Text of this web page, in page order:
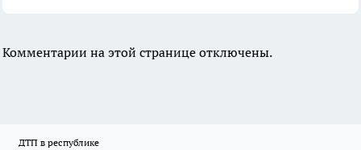
Комментарии на этой странице отключены.
ДТП в республике